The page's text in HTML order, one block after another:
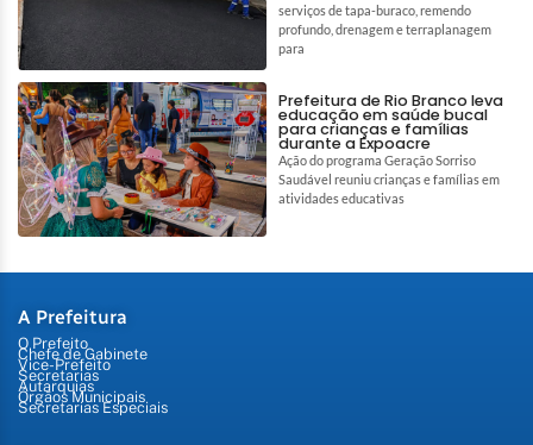
serviços de tapa-buraco, remendo
profundo, drenagem e terraplanagem
para
Prefeitura de Rio Branco leva
educação em saúde bucal
para crianças e famílias
durante a Expoacre
Ação do programa Geração Sorriso
Saudável reuniu crianças e famílias em
atividades educativas
A Prefeitura
O Prefeito
Chefe de Gabinete
Vice-Prefeito
Secretarias
Autarquias
Órgãos Municipais
Secretarias Especiais